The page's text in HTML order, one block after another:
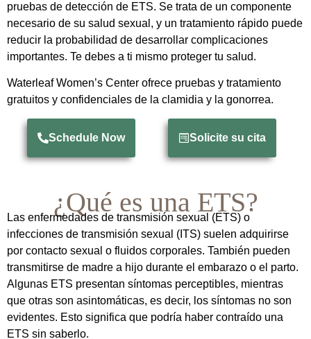
pruebas de detección de ETS. Se trata de un componente
necesario de su salud sexual, y un tratamiento rápido puede
reducir la probabilidad de desarrollar complicaciones
importantes. Te debes a ti mismo proteger tu salud.
Waterleaf Women’s Center ofrece pruebas y tratamiento
gratuitos y confidenciales de la clamidia y la gonorrea.
Schedule Now Solicite su cita
¿Qué es una ETS?
Las enfermedades de transmisión sexual (ETS) o
infecciones de transmisión sexual (ITS) suelen adquirirse
por contacto sexual o fluidos corporales. También pueden
transmitirse de madre a hijo durante el embarazo o el parto.
Algunas ETS presentan síntomas perceptibles, mientras
que otras son asintomáticas, es decir, los síntomas no son
evidentes. Esto significa que podría haber contraído una
ETS sin saberlo.